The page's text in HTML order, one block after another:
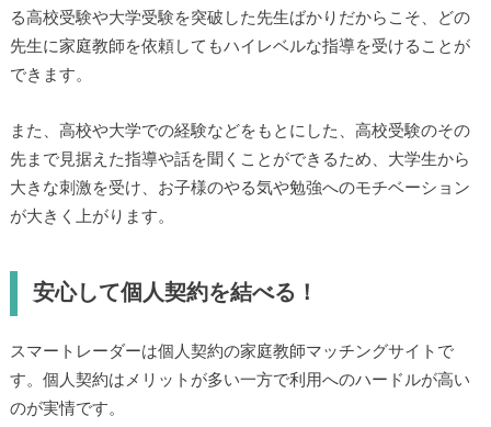
る高校受験や大学受験を突破した先生ばかりだからこそ、どの
先生に家庭教師を依頼してもハイレベルな指導を受けることが
できます。
また、高校や大学での経験などをもとにした、高校受験のその
先まで見据えた指導や話を聞くことができるため、大学生から
大きな刺激を受け、お子様のやる気や勉強へのモチベーション
が大きく上がります。
安心して個人契約を結べる！
スマートレーダーは個人契約の家庭教師マッチングサイトで
す。個人契約はメリットが多い一方で利用へのハードルが高い
のが実情です。